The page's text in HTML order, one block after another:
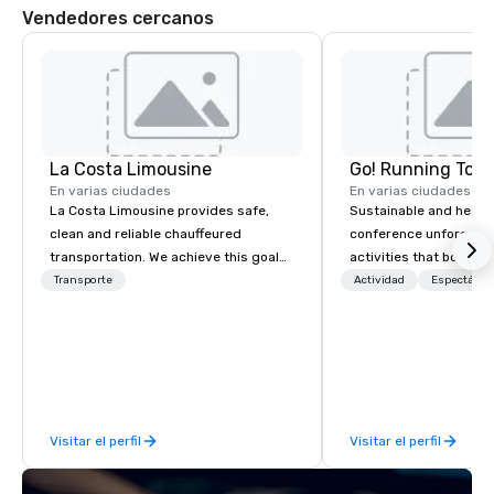
Vendedores cercanos
La Costa Limousine
En varias ciudades
La Costa Limousine provides safe,
clean and reliable chauffeured
transportation. We achieve this goal
with highly trained chauffeurs, the
late model luxury vehicles to the
highly experienced and professional
team of chauffeurs and support staff;
Transporte
Visitar el perfil
Go! Running
En varias ciudades
Sustainable and
conference
activities that boost
lower carbon
Actividad
Visitar el perfil